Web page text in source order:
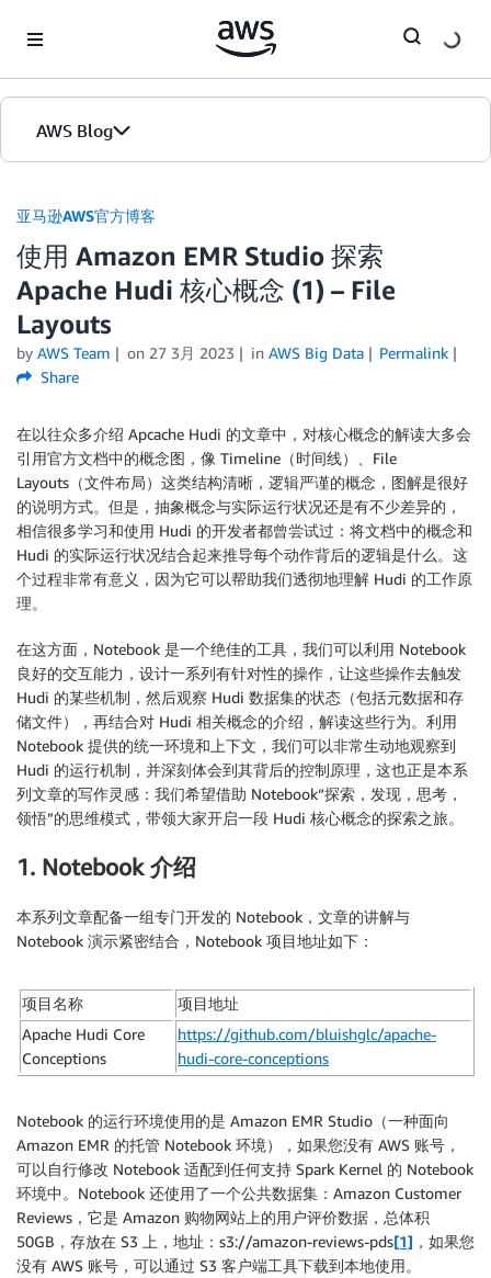
AWS Blog
首页
版本
亚马逊AWS官方博客
使用 Amazon EMR Studio 探索
Apache Hudi 核心概念 (1) – File
Layouts
by AWS Team on 27 3月 2023 in AWS Big Data
Permalink
Share
在以往众多介绍 Apcache Hudi 的文章中，对核心概念的解读大多会
引用官方文档中的概念图，像 Timeline（时间线）、File
Layouts（文件布局）这类结构清晰，逻辑严谨的概念，图解是很好
的说明方式。但是，抽象概念与实际运行状况还是有不少差异的，
相信很多学习和使用 Hudi 的开发者都曾尝试过：将文档中的概念和
Hudi 的实际运行状况结合起来推导每个动作背后的逻辑是什么。这
个过程非常有意义，因为它可以帮助我们透彻地理解 Hudi 的工作原
理。
在这方面，Notebook 是一个绝佳的工具，我们可以利用 Notebook
良好的交互能力，设计一系列有针对性的操作，让这些操作去触发
Hudi 的某些机制，然后观察 Hudi 数据集的状态（包括元数据和存
储文件），再结合对 Hudi 相关概念的介绍，解读这些行为。利用
Notebook 提供的统一环境和上下文，我们可以非常生动地观察到
Hudi 的运行机制，并深刻体会到其背后的控制原理，这也正是本系
列文章的写作灵感：我们希望借助 Notebook“探索，发现，思考，
领悟”的思维模式，带领大家开启一段 Hudi 核心概念的探索之旅。
1. Notebook 介绍
本系列文章配备一组专门开发的 Notebook，文章的讲解与
Notebook 演示紧密结合，Notebook 项目地址如下：
项目名称
项目地址
Apache Hudi Core
Conceptions
https://github.com/bluishglc/apache-
hudi-core-conceptions
Notebook 的运行环境使用的是 Amazon EMR Studio（一种面向
Amazon EMR 的托管 Notebook 环境），如果您没有 AWS 账号，
可以自行修改 Notebook 适配到任何支持 Spark Kernel 的 Notebook
环境中。Notebook 还使用了一个公共数据集：Amazon Customer
Reviews，它是 Amazon 购物网站上的用户评价数据，总体积
50GB，存放在 S3 上，地址：s3://amazon-reviews-pds[1] ，如果您
没有 AWS 账号，可以通过 S3 客户端工具下载到本地使用。